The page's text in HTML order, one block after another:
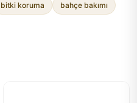
bitki koruma bahçe bakımı